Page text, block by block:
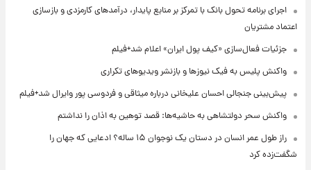
اجرای برنامه تحول بانک با تمرکز بر منابع پایدار، درآمدهای کارمزدی و بازسازی
اعتماد مشتریان
جزئیات فعال‌سازی «کیف پول ایران» اعلام شد+فیلم
واکنش پلیس به فیک نیوزها و بازنشر ویدیوهای تکراری
پیش‌بینی جنجالی احسان علیخانی درباره میثاقی و فردوسی پور وایرال شد+فیلم
واکنش سحر دولتشاهی به حاشیه‌ها: قصد توهین به اذان را نداشتم
راز طول عمر انسان در دستان یک نوجوان ۱۵ ساله؟ ادعایی که جهان را
شگفت‌زده کرد